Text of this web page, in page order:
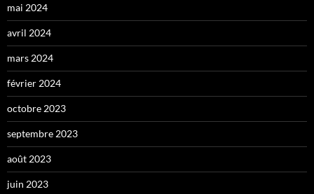
mai 2024
avril 2024
mars 2024
février 2024
octobre 2023
septembre 2023
août 2023
juin 2023